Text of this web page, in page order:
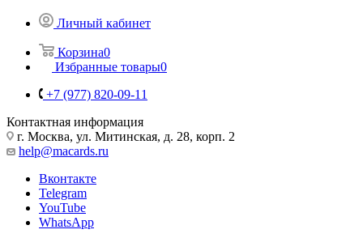
Личный кабинет
Корзина0
Избранные товары0
+7 (977) 820-09-11
Контактная информация
г. Москва, ул. Митинская, д. 28, корп. 2
help@macards.ru
Вконтакте
Telegram
YouTube
WhatsApp